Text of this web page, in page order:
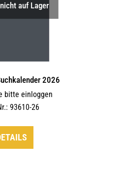
auf Lager
2026
bitte einloggen
93610-26